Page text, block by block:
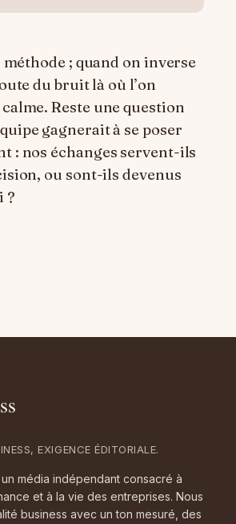
; quand on inverse
du bruit là où l’on
Reste une question
gagnerait à se poser
: nos échanges servent-ils
ou sont-ils devenus
?
EXIGENCE ÉDITORIALE.
média indépendant consacré à
et à la vie des entreprises. Nous
business avec un ton mesuré, des